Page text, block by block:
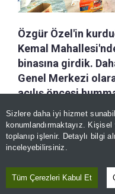
Sizlere daha iyi hizmet
konumlandırmaktayız.
toplanıp işlenir. Detaylı bilgi
inceleyebilirsiniz.
Tüm Çerezleri Kabul Et
Özgür Özel'in
Kemal
binasına girdik.
Genel Merkezi
açılış öncesi
Özetle
Hem
dış